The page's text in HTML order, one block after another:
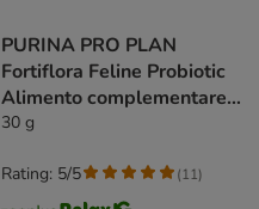
PURINA PRO PLAN
Fortiflora Feline Probiotic
Alimento complementare
per gatto
30 g
Rating: 5/5 (11)